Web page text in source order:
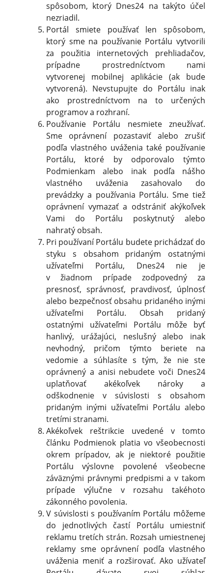
spôsobom, ktorý Dnes24 na takýto účel
nezriadil.
Portál smiete používať len spôsobom,
ktorý sme na používanie Portálu vytvorili
za použitia internetových prehliadačov,
prípadne prostredníctvom nami
vytvorenej mobilnej aplikácie (ak bude
vytvorená). Nevstupujte do Portálu inak
ako prostredníctvom na to určených
programov a rozhraní.
Používanie Portálu nesmiete zneužívať.
Sme oprávnení pozastaviť alebo zrušiť
podľa vlastného uváženia také používanie
Portálu, ktoré by odporovalo týmto
Podmienkam alebo inak podľa nášho
vlastného uváženia zasahovalo do
prevádzky a používania Portálu. Sme tiež
oprávnení vymazať a odstrániť akýkoľvek
Vami do Portálu poskytnutý alebo
nahratý obsah.
Pri používaní Portálu budete prichádzať do
styku s obsahom pridaným ostatnými
užívateľmi Portálu, Dnes24 nie je
v žiadnom prípade zodpovedný za
presnosť, správnosť, pravdivosť, úplnosť
alebo bezpečnosť obsahu pridaného inými
užívateľmi Portálu. Obsah pridaný
ostatnými užívateľmi Portálu môže byť
hanlivý, urážajúci, neslušný alebo inak
nevhodný, pričom týmto beriete na
vedomie a súhlasíte s tým, že nie ste
oprávnený a anisi nebudete voči Dnes24
uplatňovať akékoľvek nároky a
odškodnenie v súvislosti s obsahom
pridaným inými užívateľmi Portálu alebo
tretími stranami.
Akékoľvek reštrikcie uvedené v tomto
článku Podmienok platia vo všeobecnosti
okrem prípadov, ak je niektoré použitie
Portálu výslovne povolené všeobecne
záväznými právnymi predpismi a v takom
prípade výlučne v rozsahu takéhoto
zákonného povolenia.
V súvislosti s používaním Portálu môžeme
do jednotlivých častí Portálu umiestniť
reklamu tretích strán. Rozsah umiestnenej
reklamy sme oprávnení podľa vlastného
uváženia meniť a rozširovať. Ako užívateľ